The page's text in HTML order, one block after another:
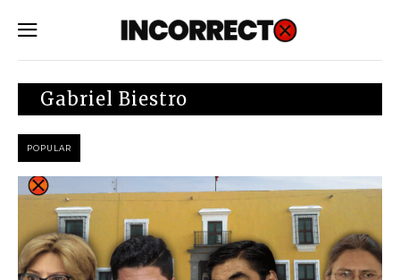
Gabriel Biestro
POPULAR